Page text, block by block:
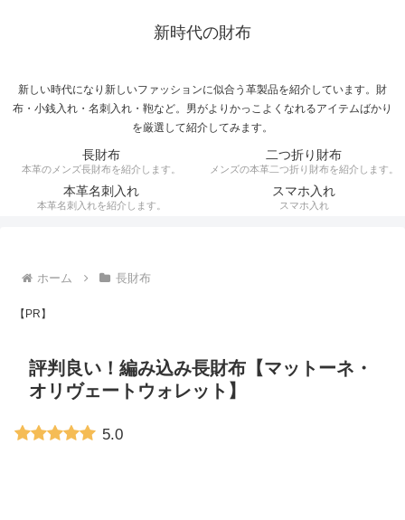
新時代の財布
新しい時代になり新しいファッションに似合う革製品を紹介しています。財
布・小銭入れ・名刺入れ・鞄など。男がよりかっこよくなれるアイテムばかり
を厳選して紹介してみます。
長財布
本革のメンズ長財布を紹介します。
二つ折り財布
メンズの本革二つ折り財布を紹介します。
本革名刺入れ
本革名刺入れを紹介します。
スマホ入れ
スマホ入れ
ホーム 長財布
【PR】
評判良い！編み込み長財布【マットーネ・
オリヴェートウォレット】
5.0